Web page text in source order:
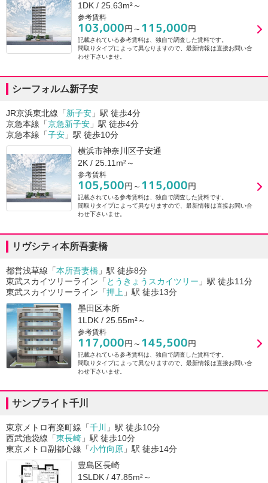
1DK / 25.63m²～
参考賃料
103,000円～ 115,000円
記載されている参考賃料は、独自で調査した賃料です。
間取りタイプによって異なりますので、最新情報は直接お問い合
わせ下さいませ。
シーフォルム新子安
JR京浜東北線「新子安 」駅 徒歩4分
京急本線「京急新子安 」駅 徒歩4分
京急本線「子安 」駅 徒歩10分
横浜市神奈川区子安通
2K / 25.11m²～
参考賃料
105,500円～ 115,000円
記載されている参考賃料は、独自で調査した賃料です。
間取りタイプによって異なりますので、最新情報は直接お問い合
わせ下さいませ。
リヴシティ本所吾妻橋
都営浅草線「本所吾妻橋 」駅 徒歩8分
東武スカイツリーライン「とうきょうスカイツリー 」駅 徒歩11分
東武スカイツリーライン「押上 」駅 徒歩13分
墨田区本所
1LDK / 25.55m²～
参考賃料
117,000円～ 145,500円
記載されている参考賃料は、独自で調査した賃料です。
間取りタイプによって異なりますので、最新情報は直接お問い合
わせ下さいませ。
サンブライト千川
東京メトロ有楽町線「千川
」駅 徒歩10分
西武池袋線「東長崎 」駅 徒歩10分
東京メトロ副都心線「小竹向原 」駅 徒歩14分
豊島区長崎
1SLDK / 47.85m²～